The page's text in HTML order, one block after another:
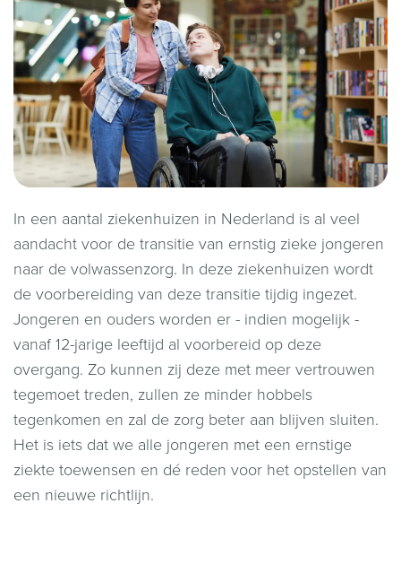
In een aantal ziekenhuizen in Nederland is al veel
aandacht voor de transitie van ernstig zieke jongeren
naar de volwassenzorg. In deze ziekenhuizen wordt
de voorbereiding van deze transitie tijdig ingezet.
Jongeren en ouders worden er - indien mogelijk -
vanaf 12-jarige leeftijd al voorbereid op deze
overgang. Zo kunnen zij deze met meer vertrouwen
tegemoet treden, zullen ze minder hobbels
tegenkomen en zal de zorg beter aan blijven sluiten.
Het is iets dat we alle jongeren met een ernstige
ziekte toewensen en dé reden voor het opstellen van
een nieuwe richtlijn.